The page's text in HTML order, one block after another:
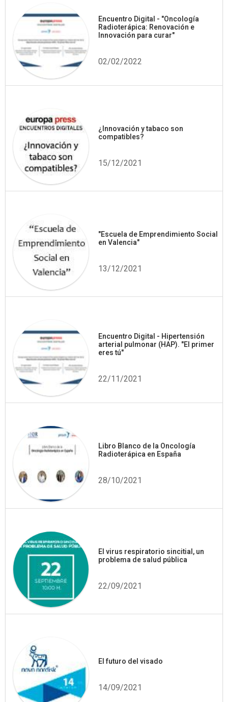
Encuentro Digital - "Oncología
Radioterápica: Renovación e
Innovación para curar"
02/02/2022
¿Innovación y tabaco son
compatibles?
15/12/2021
"Escuela de Emprendimiento Social
en Valencia"
13/12/2021
Encuentro Digital - Hipertensión
arterial pulmonar (HAP). "El primer
eres tú"
22/11/2021
Libro Blanco de la Oncología
Radioterápica en España
28/10/2021
El virus respiratorio sincitial, un
problema de salud pública
22/09/2021
El futuro del visado
14/09/2021